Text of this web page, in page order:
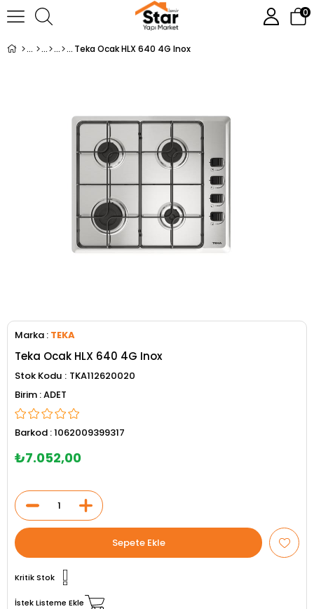
0
Teka Ocak HLX 640 4G Inox
Marka : TEKA
Teka Ocak HLX 640 4G Inox
Stok Kodu
TKA112620020
ADET
Barkod :1062009399317
₺7.052,00
Kritik Stok
İstek Listeme Ekle